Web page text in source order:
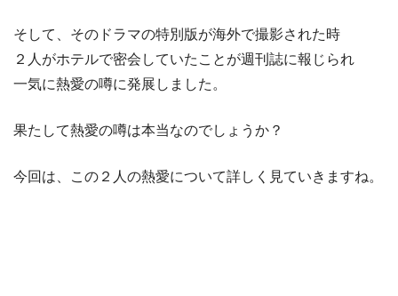
そして、そのドラマの特別版が海外で撮影された時
２人がホテルで密会していたことが週刊誌に報じられ
一気に熱愛の噂に発展しました。
果たして熱愛の噂は本当なのでしょうか？
今回は、この２人の熱愛について詳しく見ていきますね。